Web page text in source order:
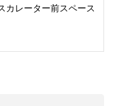
レーター前スペース